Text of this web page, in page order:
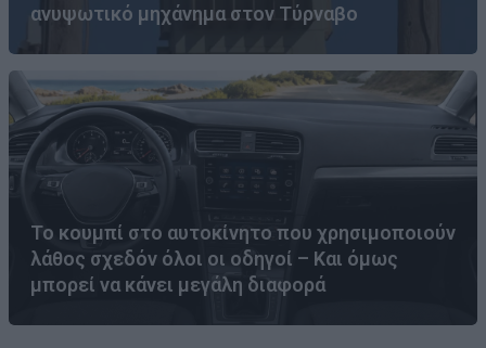
ανυψωτικό μηχάνημα στον Τύρναβο
Το κουμπί στο αυτοκίνητο που χρησιμοποιούν
λάθος σχεδόν όλοι οι οδηγοί – Και όμως
μπορεί να κάνει μεγάλη διαφορά